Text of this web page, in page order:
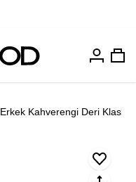
Hesabım
Erkek Kahverengi Deri Klasik